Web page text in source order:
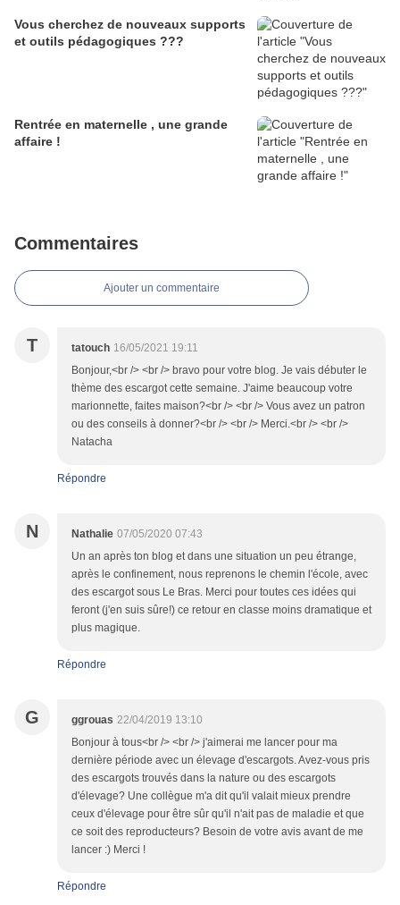
Vous cherchez de nouveaux supports
et outils pédagogiques ???
Rentrée en maternelle , une grande
affaire !
Commentaires
Ajouter un commentaire
T tatouch 16/05/2021 19:11
Bonjour,<br /> <br /> bravo pour votre blog. Je vais débuter le
thème des escargot cette semaine. J'aime beaucoup votre
marionnette, faites maison?<br /> <br /> Vous avez un patron
ou des conseils à donner?<br /> <br /> Merci.<br /> <br />
Natacha
Répondre
N Nathalie 07/05/2020 07:43
Un an après ton blog et dans une situation un peu étrange,
après le confinement, nous reprenons le chemin l'école, avec
des escargot sous Le Bras. Merci pour toutes ces idées qui
feront (j'en suis sûre!) ce retour en classe moins dramatique et
plus magique.
Répondre
G ggrouas 22/04/2019 13:10
Bonjour à tous<br /> <br /> j'aimerai me lancer pour ma
dernière période avec un élevage d'escargots. Avez-vous pris
des escargots trouvés dans la nature ou des escargots
d'élevage? Une collègue m'a dit qu'il valait mieux prendre
ceux d'élevage pour être sûr qu'il n'ait pas de maladie et que
ce soit des reproducteurs? Besoin de votre avis avant de me
lancer :) Merci !
Répondre